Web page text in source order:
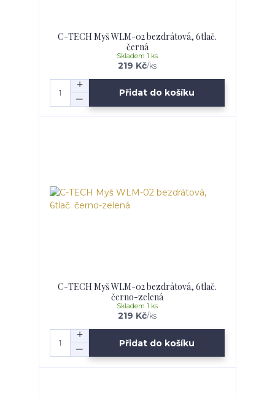
C-TECH Myš WLM-02 bezdrátová, 6tlač.
černá
219 Kč/ks
Skladem 1 ks
Přidat do košíku
C-TECH Myš WLM-02 bezdrátová, 6tlač.
černo-zelená
219 Kč/ks
Skladem 1 ks
Přidat do košíku